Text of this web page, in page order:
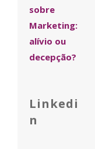
sobre
Marketing:
alívio ou
decepção?
Linkedi
n